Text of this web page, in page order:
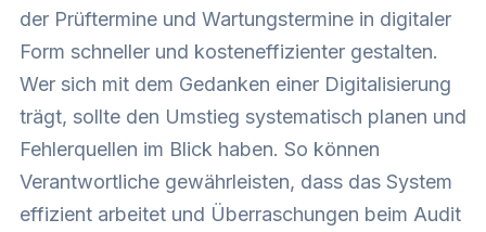
der Prüftermine und Wartungstermine in digitaler
Form schneller und kosteneffizienter gestalten.
Wer sich mit dem Gedanken einer Digitalisierung
trägt, sollte den Umstieg systematisch planen und
Fehlerquellen im Blick haben. So können
Verantwortliche gewährleisten, dass das System
effizient arbeitet und Überraschungen beim Audit